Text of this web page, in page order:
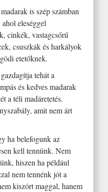
is szép számban
eleséggel
cinkék, vastagcsőrű
csuszkák és harkályok
etetőknek.
tehát a
és kedves madarak
a téli madáretetés.
amit nem árt
ha belefogunk az
kell tennünk. Nem
hiszen ha például
nem tennénk jót a
kiszórt maggal, hanem